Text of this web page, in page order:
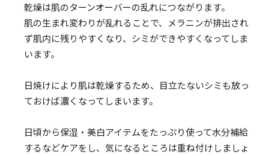
乾燥は肌のターンオーバーの乱れにつながります。
肌の生まれ変わりが乱れることで、メラニンが排出され
ず肌内に残りやすくなり、シミができやすくなってしま
います。
日焼けにより肌は乾燥するため、目立たないシミも放っ
ておけば濃くなってしまいます。
日頃から保湿・美白アイテムをたっぷり使って水分補給
するなどケアをし、気になるところは重ね付けしましょ